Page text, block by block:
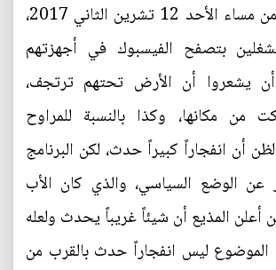
الوقت: التاسعة من مساء الأحد 12 تشرين الثاني 2017،
بتصفح الفيسبوك في أجهزتهم
أن يشعروا أن الأرض تحتهم ترتجف،
من مكانها، وكذا بالنسبة للمراوح
أن انفجاراً كبيراً حدث، لكن البرنامج
عن الوضع السياسي، والذي كان الأب
أعلن المذيع أن شيئاً غريباً يحدث ولعله
الموضوع ليس انفجاراً حدث بالقرب من